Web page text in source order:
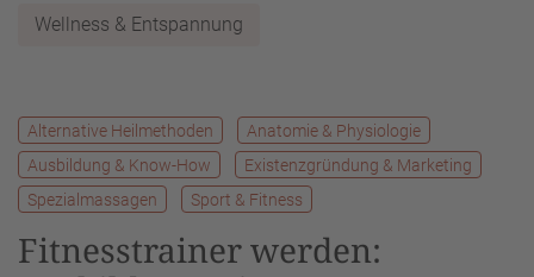
Wellness & Entspannung
Alternative Heilmethoden
Anatomie & Physiologie
Ausbildung & Know-How
Existenzgründung & Marketing
Spezialmassagen
Sport & Fitness
Fitnesstrainer werden: